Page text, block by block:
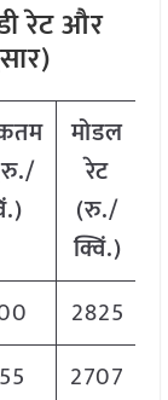
रेट और
मोडल
रेट
(रु./
क्विं.)
2825
2707